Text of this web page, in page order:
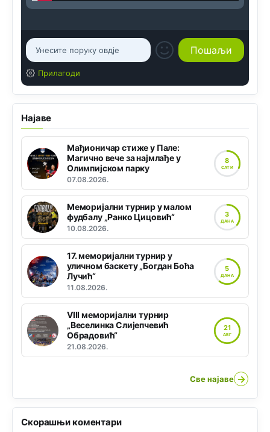
Прилагоди
Најаве
Мађионичар стиже у Пале:
Магично вече за најмлађе у
Олимпијском парку
07.08.2026.
8
САТИ
Меморијални турнир у малом
фудбалу „Ранко Цицовић“
10.08.2026.
3
ДАНА
17. меморијални турнир у
уличном баскету „Богдан Боћа
Лучић“
11.08.2026.
5
ДАНА
VIII меморијални турнир
„Веселинка Слијепчевић
Обрадовић“
21.08.2026.
21
АВГ
Све најаве →
Скорашњи коментари